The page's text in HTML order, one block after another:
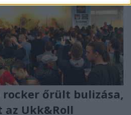
rocker őrült bulizása,
Ukk&Roll